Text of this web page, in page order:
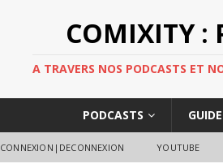
COMIXITY :
A TRAVERS NOS PODCASTS ET
PODCASTS
CONNEXION|DECONNEXION YOUTUBE